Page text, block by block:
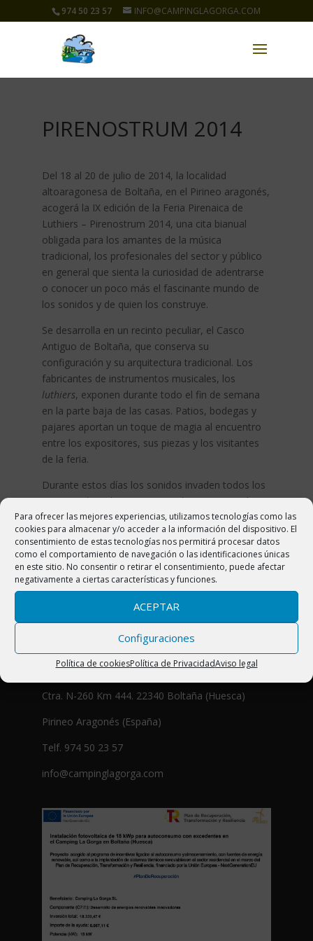
Para ofrecer las mejores experiencias, utilizamos tecnologías como las
cookies para almacenar y/o acceder a la información del dispositivo. El
consentimiento de estas tecnologías nos permitirá procesar datos
como el comportamiento de navegación o las identificaciones únicas
en este sitio. No consentir o retirar el consentimiento, puede afectar
negativamente a ciertas características y funciones.
ACEPTAR
Configuraciones
Política de cookiesPolítica de PrivacidadAviso legal
974 50 23 57 INFO@CAMPINGLAGORGA.COM
PIRENOSTRUM 2014
Del 18 al 20 de julio de 2014, la localidad
altoaragonesa de Boltaña, en el Pirineo aragonés,
acogerá la IX edición de la Feria Pirenaica de
Luthiers – Pirenostrum 2014, una cita bianual
obligada para los amantes de la música
tradicional, los profesionales del sector y público
en general que sienta la curiosidad de adentrarse
o conocer un poco más el fascinante mundo de
los sonidos y de quien los construye.
Se desarrolla en un recinto peculiar, el Casco
Antiguo de Boltaña, que conserva su
configuración y su arquitectura tradicional. Los
fabricantes de instrumentos musicales, los
luthiers, exponen durante todo el fin de semana
en la parte baja de las casas. Patios, bodegas y
pajares aportan un toque de magia al encuentro
entre los expositores, sus piezas y los visitantes
de la feria.
Durante estos días los sonidos invaden todos los
rincones de Boltaña, gracias a la programación
musical con la que cuenta el festival, realizándose
actuaciones en escenarios habilitados en la calle,
así como en la Colegiata de San Pedro.
Más información en
www.feriapirenaicadeluthiers.com y
www.facebook.com/pirenostrum.
CAMPING LA GORGA
Ctra. N-260 Km 444. 22340 Boltaña (Huesca)
Pirineo Aragonés (España)
Telf. 974 50 23 57
info@campinglagorga.com